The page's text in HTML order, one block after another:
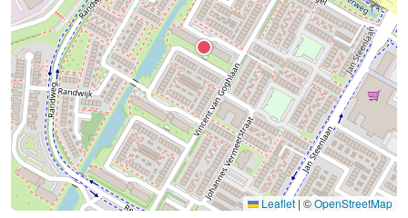
Leaflet | ©OpenStreetMap